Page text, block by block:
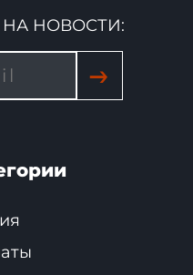
НОВОСТИ:
→